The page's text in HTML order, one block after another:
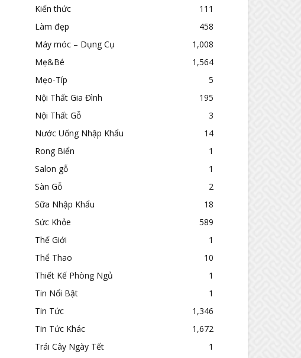
Kiến thức
111
Làm đẹp
458
Máy móc – Dụng Cụ
1,008
Mẹ&Bé
1,564
Mẹo-Típ
5
Nội Thất Gia Đình
195
Nội Thất Gỗ
3
Nước Uống Nhập Khẩu
14
Rong Biển
1
Salon gỗ
1
Sàn Gỗ
2
Sữa Nhập Khẩu
18
Sức Khỏe
589
Thế Giới
1
Thể Thao
10
Thiết Kế Phòng Ngủ
1
Tin Nổi Bật
1
Tin Tức
1,346
Tin Tức Khác
1,672
Trái Cây Ngày Tết
1